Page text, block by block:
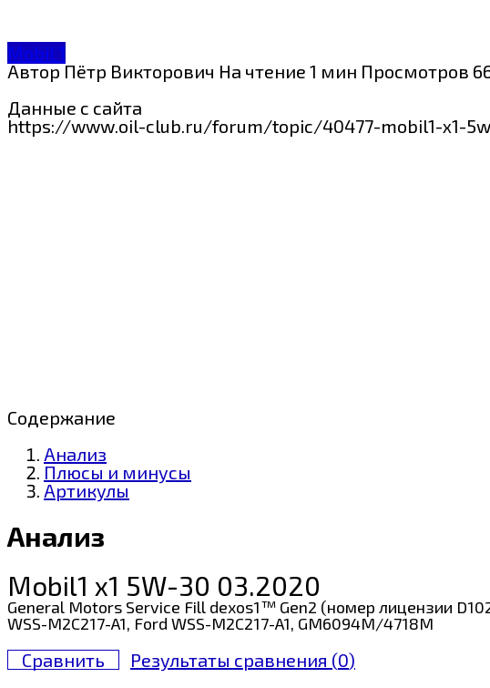
Mobil 1
АвторПётр Викторович На чтение 1 мин Просмотров
Данные с сайта
https://www.oil-club.ru/forum/topic/40477-mobil1-x1-
Содержание
Анализ
Плюсы и минусы
Артикулы
Анализ
Mobil1 x1 5W-30 03.2020
General Motors Service Fill dexos1™ Gen2 (номер лицензии
WSS-M2C217-A1, Ford WSS-M2C217-A1, GM6094M/4718M
Сравнить Результаты сравнения (0)